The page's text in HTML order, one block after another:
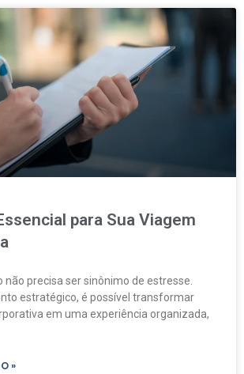
para Sua Viagem
não precisa ser sinônimo de estresse.
estratégico, é possível transformar
em uma experiência organizada,
»